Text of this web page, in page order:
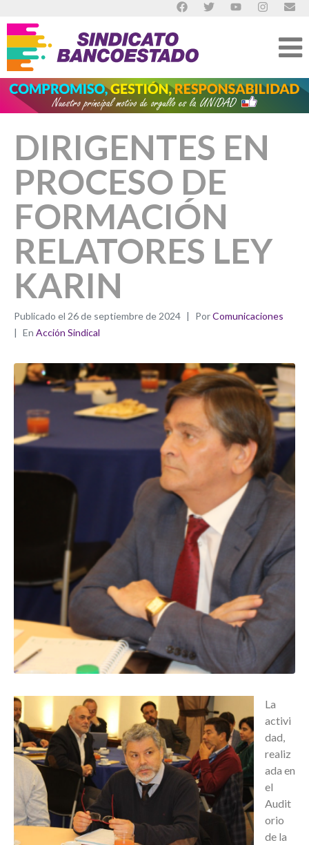
DIRIGENTES EN
PROCESO DE
FORMACIÓN
RELATORES LEY
KARIN
Publicado el 26 de septiembre de 2024 PorComunicaciones
En Acción Sindical
La
activi
dad,
realiz
ada en
el
Audit
orio
de la